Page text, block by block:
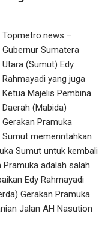
Topmetro.news –
Gubernur Sumatera
Utara (Sumut) Edy
Rahmayadi yang juga
Ketua Majelis Pembina
Daerah (Mabida)
Gerakan Pramuka
Sumut memerintahkan
Sumut untuk kembali
adalah salah
Edy Rahmayadi
Gerakan Pramuka
Jalan AH Nasution